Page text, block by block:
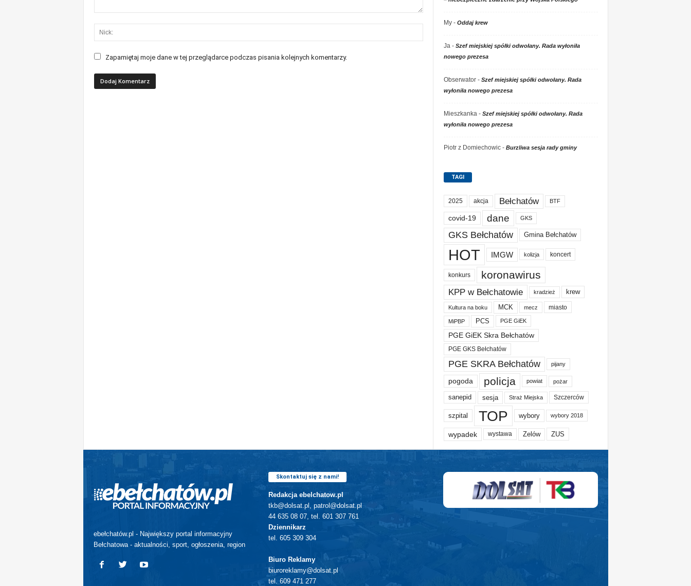
Zapamiętaj moje dane w tej przeglądarce podczas pisania kolejnych komentarzy.
My- Oddaj krew
Ja- Szef miejskiej spółki odwołany. Rada wyłoniła
nowego prezesa
Obserwator- Szef miejskiej spółki odwołany. Rada
wyłoniła nowego prezesa
Mieszkanka- Szef miejskiej spółki odwołany. Rada
wyłoniła nowego prezesa
Piotr z Domiechowic- Burzliwa sesja rady gminy
TAGI
2025 akcja Bełchatów BTF
covid-19 dane GKS
GKS Bełchatów Gmina Bełchatów
HOT IMGW kolizja koncert
konkurs koronawirus
KPP w Bełchatowie kradzież krew
Kultura na boku MCK mecz miasto
MiPBP PCS PGE GiEK
PGE GiEK Skra Bełchatów
PGE GKS Bełchatów
PGE SKRA Bełchatów pijany
pogoda policja powiat pożar
sanepid sesja Straż Miejska Szczerców
szpital TOP wybory wybory 2018
wypadek wystawa Zelów ZUS
ebełchatów.pl - Największy portal informacyjny
Bełchatowa - aktualności, sport, ogłoszenia, region
Skontaktuj się z nami!
Redakcja ebelchatow.pl
tkb@dolsat.pl, patrol@dolsat.pl
44 635 08 07, tel. 601 307 761
Dziennikarz
tel. 605 309 304
Biuro Reklamy
biuroreklamy@dolsat.pl
tel. 609 471 277